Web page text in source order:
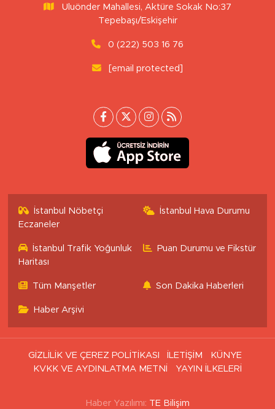
Uluönder Mahallesi, Aktüre Sokak No:37
Tepebaşı/Eskişehir
0 (222) 503 16 76
[email protected]
İstanbul Nöbetçi
Eczaneler
İstanbul Hava Durumu
İstanbul Trafik Yoğunluk
Haritası
Puan Durumu ve Fikstür
Tüm Manşetler Son Dakika Haberleri
Haber Arşivi
GİZLİLİK VE ÇEREZ POLİTİKASI İLETİŞİM
KÜNYE
KVKK VE AYDINLATMA METNİ
YAYIN İLKELERİ
Haber Yazılımı: TE Bilişim